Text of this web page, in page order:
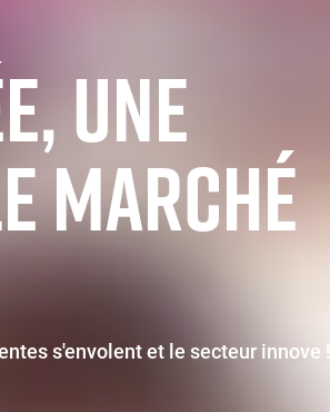
UNE
MARCHÉ
s'envolent et le secteur innove !